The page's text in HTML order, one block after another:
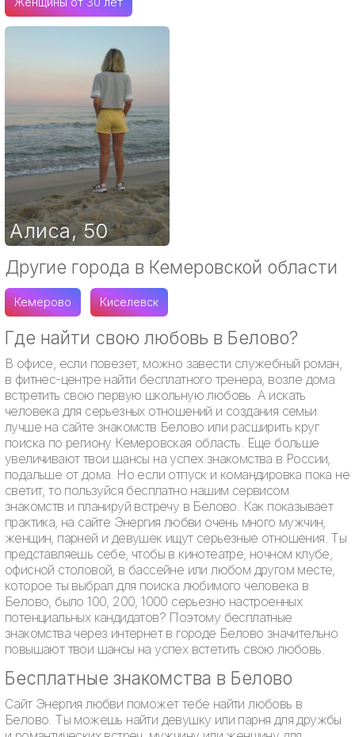
Алиса,50
Другие города в Кемеровской области
Кемерово Киселевск
Где найти свою любовь в Белово?
В офисе, если повезет, можно завести служебный роман,
в фитнес-центре найти бесплатного тренера, возле дома
встретить свою первую школьную любовь. А искать
человека для серьезных отношений и создания семьи
лучше на сайте знакомств Белово или расширить круг
поиска по региону Кемеровская область. Еще больше
увеличивают твои шансы на успех знакомства в России,
подальше от дома. Но если отпуск и командировка пока не
светит, то пользуйся бесплатно нашим сервисом
знакомств и планируй встречу в Белово. Как показывает
практика, на сайте Энергия любви очень много мужчин,
женщин, парней и девушек ищут серьезные отношения. Ты
представляешь себе, чтобы в кинотеатре, ночном клубе,
офисной столовой, в бассейне или любом другом месте,
которое ты выбрал для поиска любимого человека в
Белово, было 100, 200, 1000 серьезно настроенных
потенциальных кандидатов? Поэтому бесплатные
знакомства через интернет в городе Белово значительно
повышают твои шансы на успех встетить свою любовь.
Бесплатные знакомства в Белово
Сайт Энергия любви поможет тебе найти любовь в
Белово. Ты можешь найти девушку или парня для дружбы